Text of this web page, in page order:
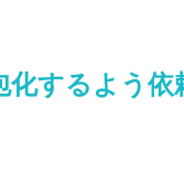
化するよう